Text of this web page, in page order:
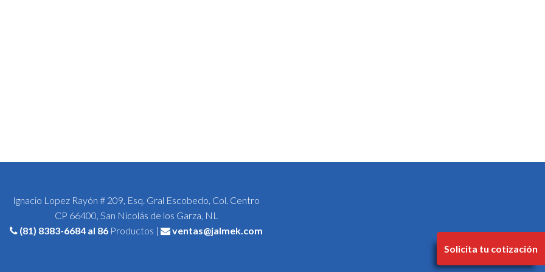
Solicita tu cotización
Ignacio Lopez Rayón # 209, Esq. Gral Escobedo, Col. Centro
CP 66400, San Nicolás de los Garza, NL
(81) 8383-6684 al 86 Productos | ventas@jalmek.com